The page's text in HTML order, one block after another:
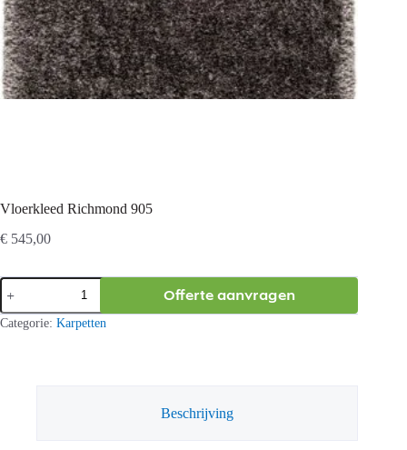
Vloerkleed Richmond 905
€ 545,00
Vloerkleed
Richmond
905
aantal
Offerte aanvragen
Categorie: Karpetten
Beschrijving